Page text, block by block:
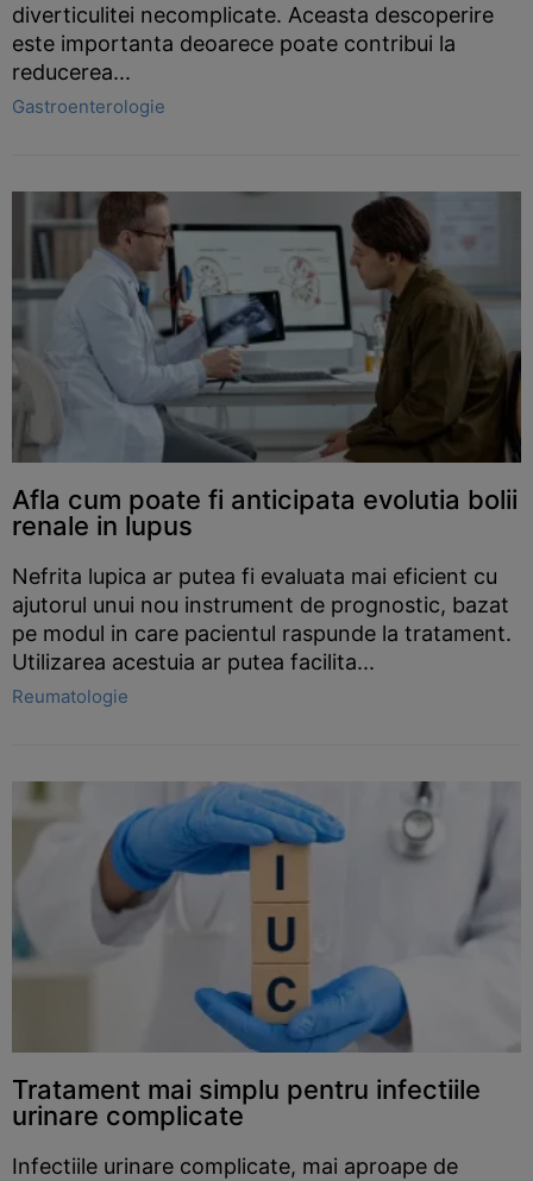
diverticulitei necomplicate. Aceasta descoperire
este importanta deoarece poate contribui la
reducerea...
Gastroenterologie
Afla cum poate fi anticipata evolutia bolii
renale in lupus
Nefrita lupica ar putea fi evaluata mai eficient cu
ajutorul unui nou instrument de prognostic, bazat
pe modul in care pacientul raspunde la tratament.
Utilizarea acestuia ar putea facilita...
Reumatologie
Tratament mai simplu pentru infectiile
urinare complicate
Infectiile urinare complicate, mai aproape de